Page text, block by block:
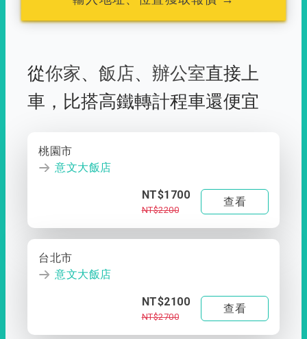
從你家、 飯店、 辦公室直接上
車， 比搭高鐵轉計程車還便宜
桃園市
意文大飯店
NT$1700
NT$2200
查看
台北市
意文大飯店
NT$2100
NT$2700
查看